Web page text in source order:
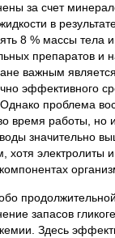
за счет
в
8 % массы тела
препаратов и
важным
эффективного
проблема
время работы, но
значительно
хотя электролиты
запасов
Здесь